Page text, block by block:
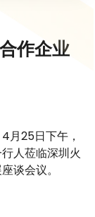
作企业
月25日下午，
人莅临深圳火
谈会议。